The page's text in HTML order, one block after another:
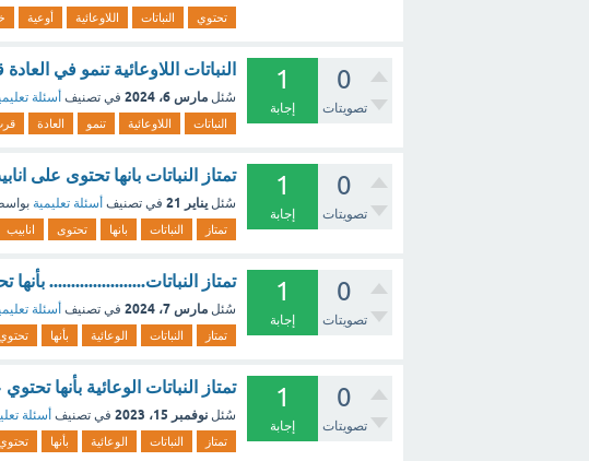
تحتوي النباتات اللاوعائية أوعية
0
تصويتات
1
إجابة
النباتات اللاوعائية تنمو في
سُئل مارس 6، 2024 في تصنيف أسئلة
النباتات اللاوعائية تنمو العادة
0
تصويتات
1
إجابة
تمتاز النباتات بانها تحتوى على
سُئل يناير 21 في تصنيف أسئلة تعليمية
تمتاز النباتات بانها تحتوى انابيب
0
تصويتات
1
إجابة
تمتاز النباتات......................
سُئل مارس 7، 2024 في تصنيف أسئلة
تمتاز النباتات الوعائية بأنها
0
تصويتات
1
إجابة
تمتاز النباتات الوعائية بأنها
سُئل نوفمبر 15، 2023 في تصنيف أسئلة
تمتاز النباتات الوعائية بأنها